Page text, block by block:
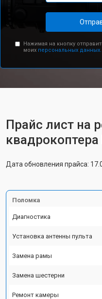
Нажимая на кнопку
моих персональных данных.
Прайс лист на
квадрокоптера
Дата обновления прайса:
Поломка
Диагностика
Установка антенны пульта
Замена рамы
Замена шестерни
Ремонт камеры